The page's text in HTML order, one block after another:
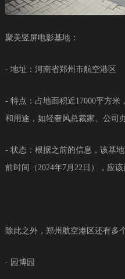
聚美竖屏电影基地：
- 地址：河南省郑州市航空港区
- 特点：占地面积近17000平方米
和用途，如轻奢风总裁家、公司
- 状态：根据之前的信息，该基
前时间（2024年7月22日），应
除此之外，郑州航空港区还有多
- 园博园